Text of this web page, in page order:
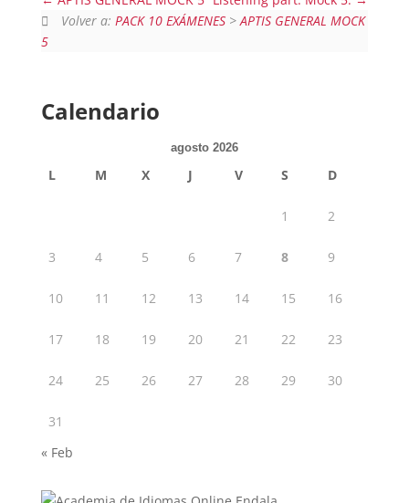
Volver a: PACK 10 EXÁMENES >APTIS GENERAL MOCK
5
Calendario
agosto 2026
L M X J V S D
1 2
3 4 5 6 7 8 9
10 11 12 13 14 15 16
17 18 19 20 21 22 23
24 25 26 27 28 29 30
31
« Feb